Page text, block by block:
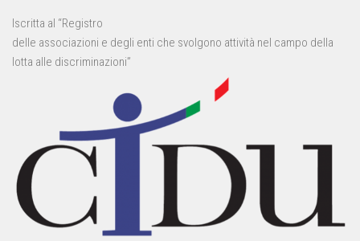
Iscritta al “Registro
delle associazioni e degli enti che svolgono attività nel campo della
lotta alle discriminazioni”